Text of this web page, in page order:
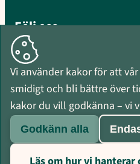
Följ oss
Facebook
Instagram
Mynewsdesk
RSS-flöden
Vi använder kakor för att
smidigt och bli bättre över
kakor du vill godkänna – vi
Godkänn alla